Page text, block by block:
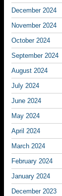
December 2024
November 2024
October 2024
September 2024
August 2024
July 2024
June 2024
May 2024
April 2024
March 2024
February 2024
January 2024
December 2023